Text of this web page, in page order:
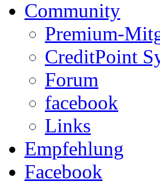
Community
Premium-
CreditPoint
Forum
facebook
Links
Empfehlung
Facebook